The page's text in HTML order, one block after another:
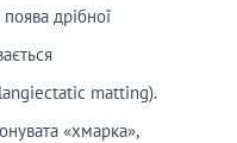
дрібної
matting).
«хмарка»,